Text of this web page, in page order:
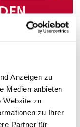
Anzeigen zu
Medien anbieten
Website zu
zu Ihrer
Partner für
auf
über